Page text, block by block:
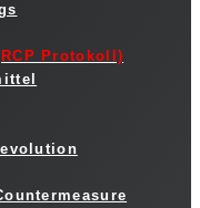
Protokoll)